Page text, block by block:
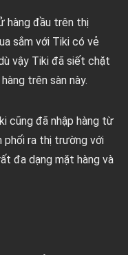
hàng đầu trên thị
sắm với Tiki có vẻ
vậy Tiki đã siết chặt
trên sàn này.
cũng đã nhập hàng từ
phối ra thị trường với
đa dạng mặt hàng và